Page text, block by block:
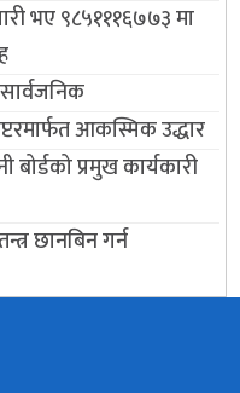
भए ९८५१११६७७३ मा
आकस्मिक उद्धार
बोर्डको प्रमुख कार्यकारी
छानबिन गर्न